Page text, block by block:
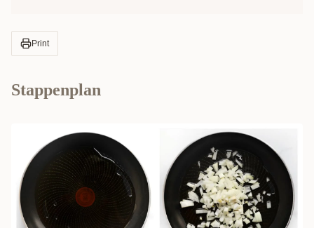
Print
Stappenplan